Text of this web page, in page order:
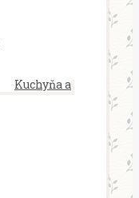
Kuchyňa a